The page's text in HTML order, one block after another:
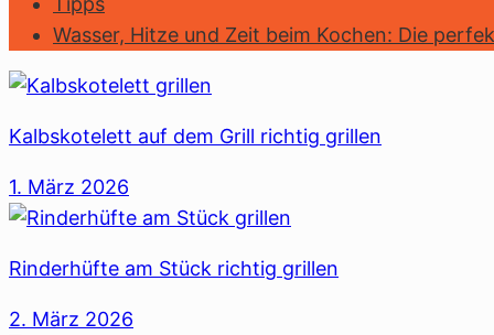
Wasser, Hitze und Zeit beim Kochen: Die
Kalbskotelett auf dem Grill richtig grillen
1. März 2026
Rinderhüfte am Stück richtig grillen
2. März 2026